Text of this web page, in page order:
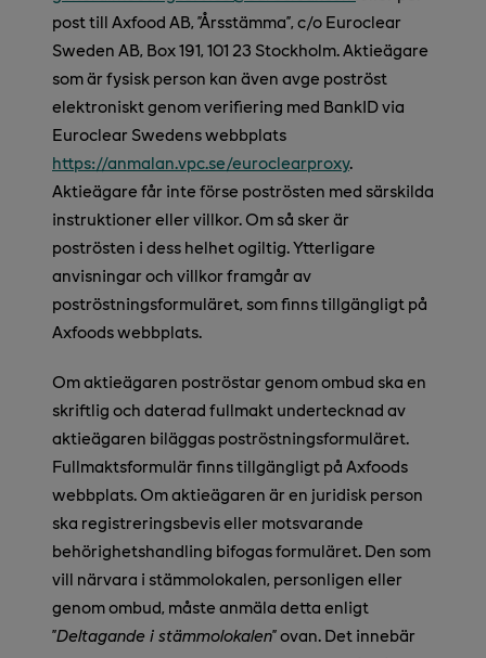
post till Axfood AB, ”Årsstämma”, c/o Euroclear
Sweden AB, Box 191, 101 23 Stockholm. Aktieägare
som är fysisk person kan även avge poströst
elektroniskt genom verifiering med BankID via
Euroclear Swedens webbplats
https://anmalan.vpc.se/euroclearproxy.
Aktieägare får inte förse poströsten med särskilda
instruktioner eller villkor. Om så sker är
poströsten i dess helhet ogiltig. Ytterligare
anvisningar och villkor framgår av
poströstningsformuläret, som finns tillgängligt på
Axfoods webbplats.
Om aktieägaren poströstar genom ombud ska en
skriftlig och daterad fullmakt undertecknad av
aktieägaren biläggas poströstningsformuläret.
Fullmaktsformulär finns tillgängligt på Axfoods
webbplats. Om aktieägaren är en juridisk person
ska registreringsbevis eller motsvarande
behörighetshandling bifogas formuläret. Den som
vill närvara i stämmolokalen, personligen eller
genom ombud, måste anmäla detta enligt
”Deltagande i stämmolokalen” ovan. Det innebär